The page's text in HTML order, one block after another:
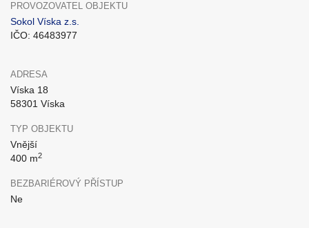
PROVOZOVATEL OBJEKTU
Sokol Víska z.s.
IČO: 46483977
ADRESA
Víska 18
58301 Víska
TYP OBJEKTU
Vnější
400 m2
BEZBARIÉROVÝ PŘÍSTUP
Ne